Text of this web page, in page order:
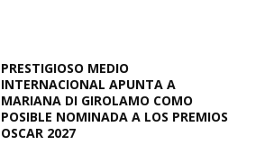
PRESTIGIOSO MEDIO
INTERNACIONAL APUNTA A
MARIANA DI GIROLAMO COMO
POSIBLE NOMINADA A LOS PREMIOS
OSCAR 2027